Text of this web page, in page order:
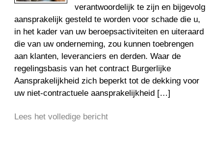
verantwoordelijk te zijn en bijgevolg
aansprakelijk gesteld te worden voor schade die u,
in het kader van uw beroepsactiviteiten en uiteraard
die van uw onderneming, zou kunnen toebrengen
aan klanten, leveranciers en derden. Waar de
regelingsbasis van het contract Burgerlijke
Aansprakelijkheid zich beperkt tot de dekking voor
uw niet-contractuele aansprakelijkheid […]
Lees het volledige bericht